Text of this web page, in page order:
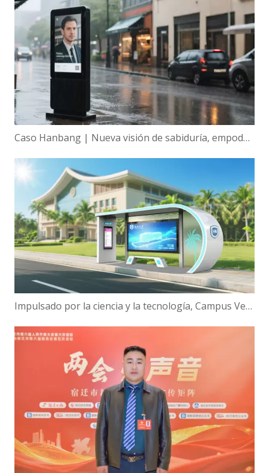
Caso Hanbang | Nueva visión de sabiduría, empoderamiento global de la tecnología de visualización inteligente de Hanbang
Impulsado por la ciencia y la tecnología, Campus Verde | ¡Hanbang Intelligence trabaja con la Universidad de Hainan para construir una nueva ecología de viajes inteligentes!